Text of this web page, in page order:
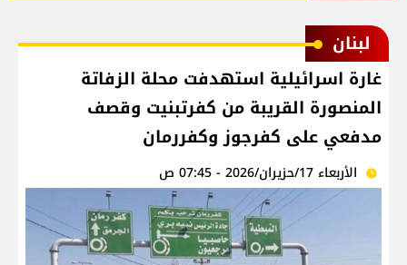
لبنان
غارة اسرائيلية استهدفت محلة الزفاتة
المنصورة القريبة من كفرتبنيت وقصف
مدفعي على كفرجوز وكفررمان
الأربعاء 17/حزيران/2026 - 07:45 ص